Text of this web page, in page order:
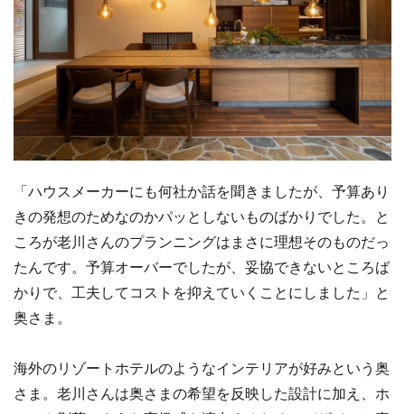
「ハウスメーカーにも何社か話を聞きましたが、予算あり
きの発想のためなのかパッとしないものばかりでした。と
ころが老川さんのプランニングはまさに理想そのものだっ
たんです。予算オーバーでしたが、妥協できないところば
かりで、工夫してコストを抑えていくことにしました」と
奥さま。
海外のリゾートホテルのようなインテリアが好みという奥
さま。老川さんは奥さまの希望を反映した設計に加え、ホ